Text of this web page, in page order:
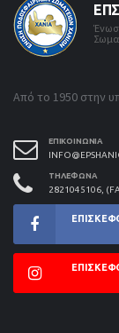
Από το 1950 στην
ΕΠΙΚΟΙΝΩΝΊΑ
ΤΗΛΈΦΩΝΑ
2821045106,